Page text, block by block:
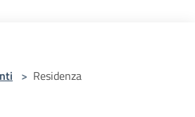
> Residenza